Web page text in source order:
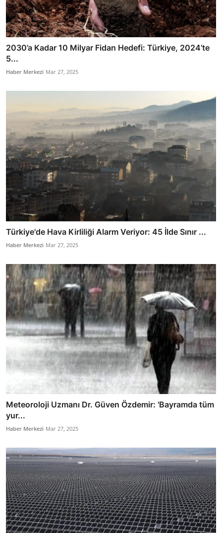
2030’a Kadar 10 Milyar Fidan Hedefi: Türkiye, 2024’te
5...
Haber Merkezi Mar 27, 2025
Türkiye'de Hava Kirliliği Alarm Veriyor: 45 İlde Sınır ...
Haber Merkezi Mar 27, 2025
Meteoroloji Uzmanı Dr. Güven Özdemir: 'Bayramda tüm
yur...
Haber Merkezi Mar 27, 2025